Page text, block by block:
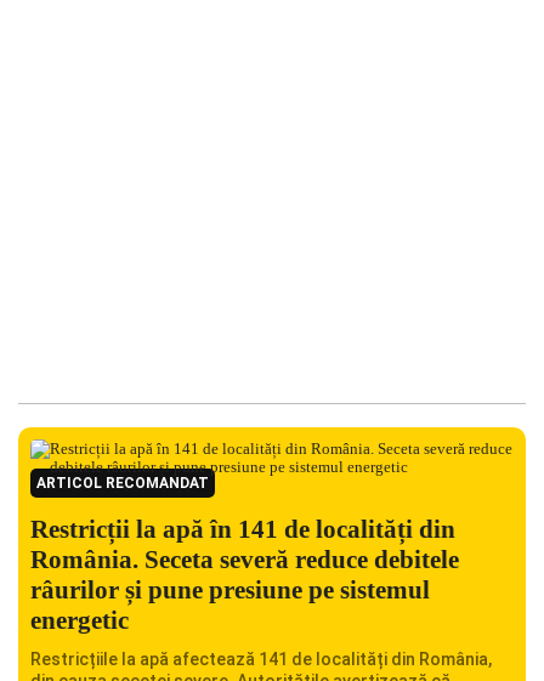
ARTICOL RECOMANDAT
Restricții la apă în 141 de localități din
România. Seceta severă reduce debitele
râurilor și pune presiune pe sistemul
energetic
Restricțiile la apă afectează 141 de localități din România,